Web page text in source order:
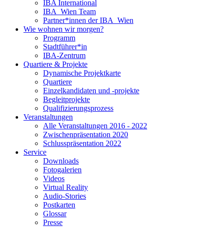
IBA International
IBA_Wien Team
Partner*innen der IBA_Wien
Wie wohnen wir morgen?
Programm
Stadtführer*in
IBA-Zentrum
Quartiere & Projekte
Dynamische Projektkarte
Quartiere
Einzelkandidaten und -projekte
Begleitprojekte
Qualifizierungsprozess
Veranstaltungen
Alle Veranstaltungen 2016 - 2022
Zwischenpräsentation 2020
Schlusspräsentation 2022
Service
Downloads
Fotogalerien
Videos
Virtual Reality
Audio-Stories
Postkarten
Glossar
Presse